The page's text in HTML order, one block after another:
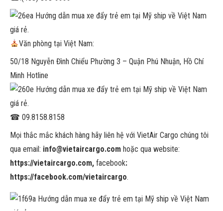
Văn phòng tại Việt Nam:
50/18 Nguyễn Đình Chiểu Phường 3 – Quận Phú Nhuận, Hồ Chí
Minh Hotline
☎ 09.8158.8158
Mọi thắc mắc khách hàng hãy liên hệ với VietAir Cargo chúng tôi
qua email: info@vietaircargo.com hoặc qua website:
https://vietaircargo.com, facebook:
https://facebook.com/vietaircargo.